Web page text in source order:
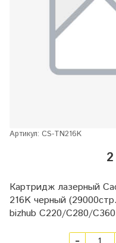
Артикул: CS-TN216K
Картридж лазерный
216K черный
bizhub C220/C280/C360